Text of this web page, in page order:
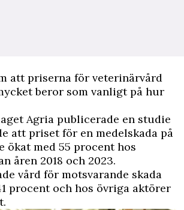
att priserna för veterinärvård
beror som vanligt på hur
Agria publicerade en studie
att priset för en medelskada på
ökat med 55 procent hos
åren 2018 och 2023.
vård för motsvarande skada
procent och hos övriga aktörer